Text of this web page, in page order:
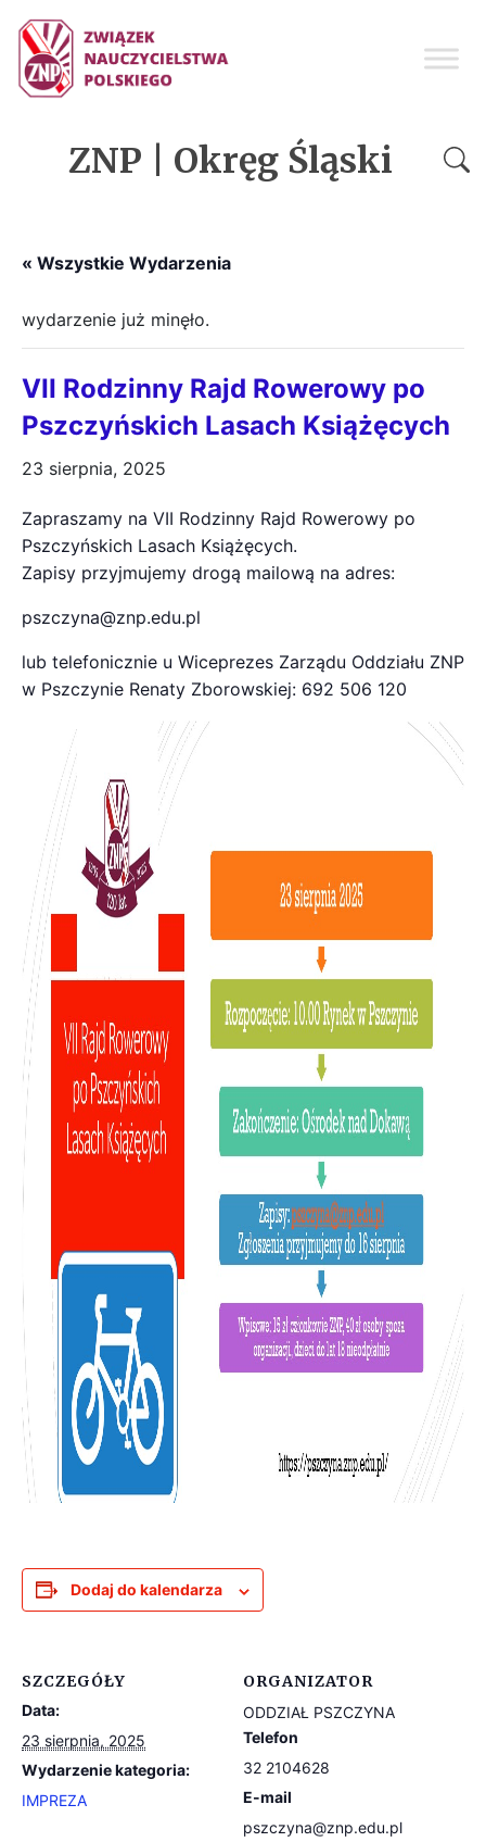
ZNP | Okręg Śląski
« Wszystkie Wydarzenia
wydarzenie już minęło.
VII Rodzinny Rajd Rowerowy po
Pszczyńskich Lasach Książęcych
23 sierpnia, 2025
Zapraszamy na VII Rodzinny Rajd Rowerowy po
Pszczyńskich Lasach Książęcych.
Zapisy przyjmujemy drogą mailową na adres:
pszczyna@znp.edu.pl
lub telefonicznie u Wiceprezes Zarządu Oddziału ZNP
w Pszczynie Renaty Zborowskiej: 692 506 120
Dodaj do kalendarza
SZCZEGÓŁY
Data:
23 sierpnia, 2025
Wydarzenie kategoria:
IMPREZA
ORGANIZATOR
ODDZIAŁ PSZCZYNA
Telefon
32 2104628
E-mail
pszczyna@znp.edu.pl